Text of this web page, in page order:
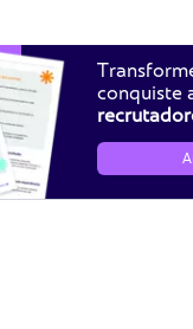
conquiste